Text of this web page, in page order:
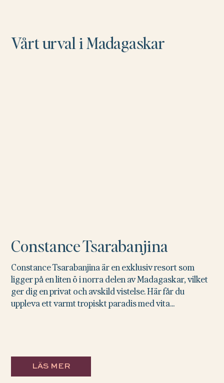
Vårt urval i Madagaskar
LÄS MER
Constance Tsarabanjina
Constance Tsarabanjina är en exklusiv resort som
ligger på en liten ö i norra delen av Madagaskar, vilket
ger dig en privat och avskild vistelse. Här får du
uppleva ett varmt tropiskt paradis med vita...